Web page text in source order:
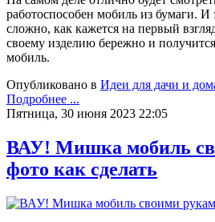
работоспособен мобиль из бумаги. И
сложно, как кажется на первый
своему изделию бережно и
мобиль.
Опубликовано в Идеи для дачи и
Подробнее ...
Пятница, 30 июня 2023 22:05
ВАУ! Мишка мобиль
фото как сделать